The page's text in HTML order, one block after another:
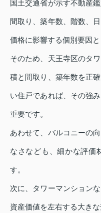
国土交通省が示す不動産
間取り、築年数、階数、
価格に影響する個別要因と
そのため、天王寺区のタ
積と間取り、築年数を正
い住戸であれば、その強
重要です。
あわせて、バルコニーの
なさなども、細かな評価
す。
次に、タワーマンション
資産価値を左右する大き